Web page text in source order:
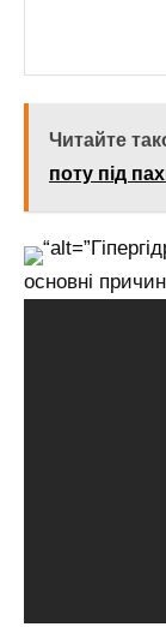
Читайте
поту під
основні